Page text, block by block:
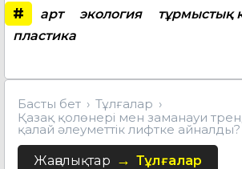
# арт экология
тұрмыстық
пластика
Басты бет
Тұлғалар
Қазақ қолөнері мен заманауи
қалай әлеуметтік лифтке айналды?
Жаңалықтар Тұлғалар